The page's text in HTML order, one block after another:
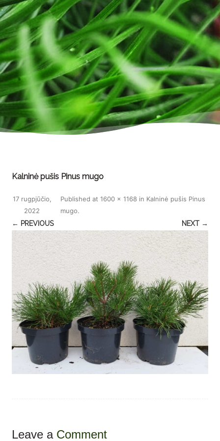
Kalninė pušis Pinus mugo
Published
17 rugpjūčio,
2022
at 1600 × 1168 in Kalninė pušis Pinus
mugo.
← PREVIOUS
NEXT →
Leave a Comment